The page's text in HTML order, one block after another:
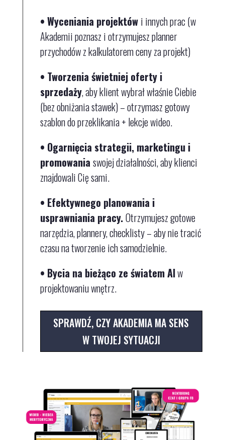
• Wyceniania projektów i innych prac (w
Akademii poznasz i otrzymujesz planner
przychodów z kalkulatorem ceny za projekt)
• Tworzenia świetniej oferty i
sprzedaży, aby klient wybrał właśnie Ciebie
(bez obniżania stawek)– otrzymasz gotowy
szablon do przeklikania + lekcje wideo.
• Ogarnięcia strategii, marketingu i
promowania swojej działalności, aby klienci
znajdowali Cię sami.
• Efektywnego planowania i
usprawniania pracy.Otrzymujesz gotowe
narzędzia, plannery, checklisty – aby nie tracić
czasu na tworzenie ich samodzielnie.
• Bycia na bieżąco ze światem AIw
projektowaniu wnętrz.
SPRAWDŹ, CZY AKADEMIA MA SENS
W TWOJEJ SYTUACJI